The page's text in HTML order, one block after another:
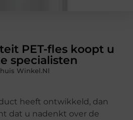
PET-fles koopt u
specialisten
Winkel.nl
heeft ontwikkeld, dan
dat u nadenkt over de